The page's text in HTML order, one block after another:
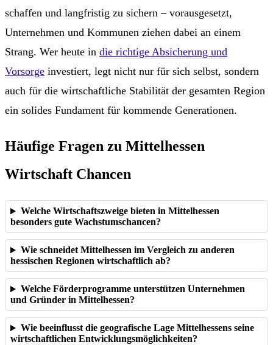
schaffen und langfristig zu sichern – vorausgesetzt,
Unternehmen und Kommunen ziehen dabei an einem
Strang. Wer heute in die richtige Absicherung und
Vorsorge investiert, legt nicht nur für sich selbst, sondern
auch für die wirtschaftliche Stabilität der gesamten Region
ein solides Fundament für kommende Generationen.
Häufige Fragen zu Mittelhessen
Wirtschaft Chancen
Welche Wirtschaftszweige bieten in Mittelhessen
besonders gute Wachstumschancen?
Wie schneidet Mittelhessen im Vergleich zu anderen
hessischen Regionen wirtschaftlich ab?
Welche Förderprogramme unterstützen Unternehmen
und Gründer in Mittelhessen?
Wie beeinflusst die geografische Lage Mittelhessens seine
wirtschaftlichen Entwicklungsmöglichkeiten?